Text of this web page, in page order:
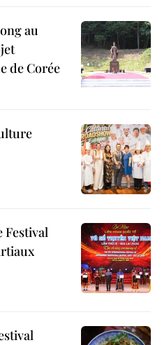
au
de Corée
Festival